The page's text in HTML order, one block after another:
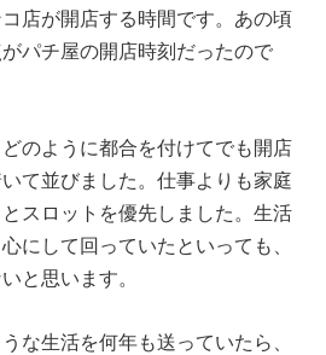
店が開店する時間です。あの頃
パチ屋の開店時刻だったので
のように都合を付けてでも開店
て並びました。仕事よりも家庭
スロットを優先しました。生活
にして回っていたといっても、
と思います。
な生活を何年も送っていたら、